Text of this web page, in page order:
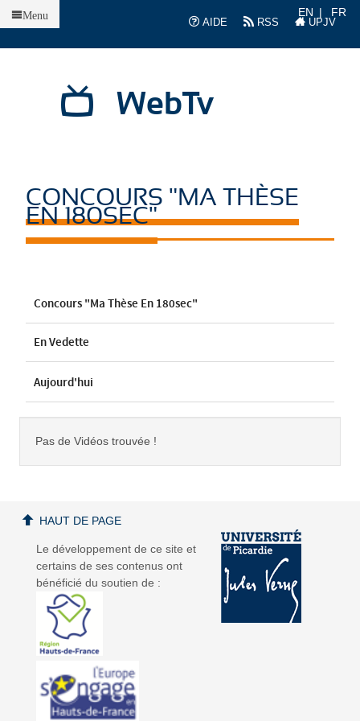
AIDE
RSS UPJV
EN FR
WebTv
Menu
CONCOURS "MA THÈSE
EN 180SEC"
Concours "Ma Thèse En 180sec"
En Vedette
Aujourd'hui
Pas de Vidéos trouvée !
Le développement de ce site et
certains de ses contenus ont
bénéficié du soutien de :
HAUT DE PAGE